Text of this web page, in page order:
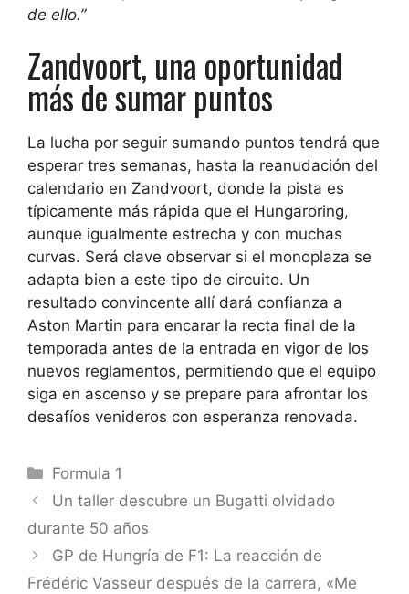
de ello.”
Zandvoort, una oportunidad
más de sumar puntos
La lucha por seguir sumando puntos tendrá que
esperar tres semanas, hasta la reanudación del
calendario en Zandvoort, donde la pista es
típicamente más rápida que el Hungaroring,
aunque igualmente estrecha y con muchas
curvas. Será clave observar si el monoplaza se
adapta bien a este tipo de circuito. Un
resultado convincente allí dará confianza a
Aston Martin para encarar la recta final de la
temporada antes de la entrada en vigor de los
nuevos reglamentos, permitiendo que el equipo
siga en ascenso y se prepare para afrontar los
desafíos venideros con esperanza renovada.
Categorías
Formula 1
Un taller descubre un Bugatti olvidado
durante 50 años
GP de Hungría de F1: La reacción de
Frédéric Vasseur después de la carrera, «Me